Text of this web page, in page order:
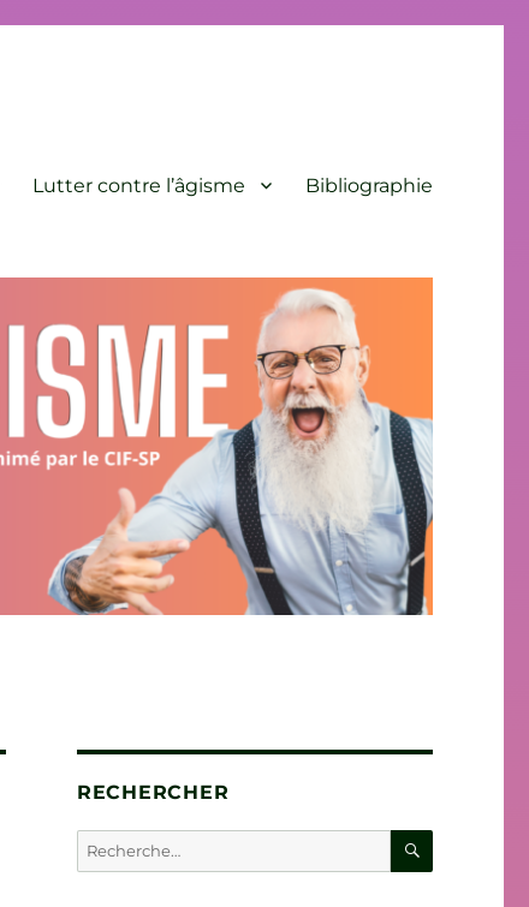
Lutter contre l’âgisme Bibliographie
RECHERCHER
Recherche
pour :